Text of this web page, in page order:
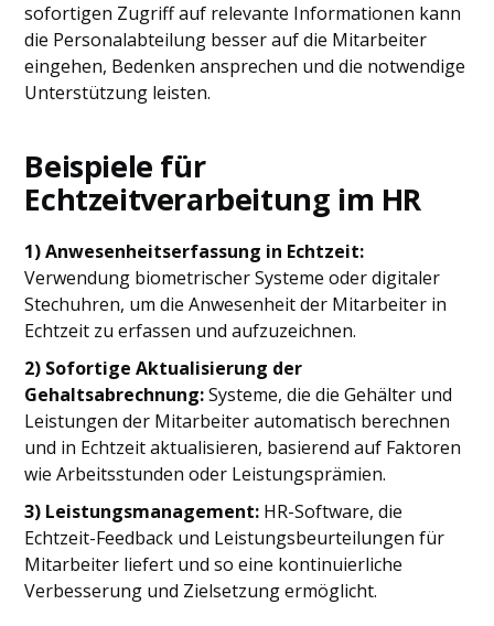
sofortigen Zugriff auf relevante Informationen kann
die Personalabteilung besser auf die Mitarbeiter
eingehen, Bedenken ansprechen und die notwendige
Unterstützung leisten.
Beispiele für
Echtzeitverarbeitung im HR
1) Anwesenheitserfassung in Echtzeit:
Verwendung biometrischer Systeme oder digitaler
Stechuhren, um die Anwesenheit der Mitarbeiter in
Echtzeit zu erfassen und aufzuzeichnen.
2) Sofortige Aktualisierung der
Gehaltsabrechnung:Systeme, die die Gehälter und
Leistungen der Mitarbeiter automatisch berechnen
und in Echtzeit aktualisieren, basierend auf Faktoren
wie Arbeitsstunden oder Leistungsprämien.
3) Leistungsmanagement: HR-Software, die
Echtzeit-Feedback und Leistungsbeurteilungen für
Mitarbeiter liefert und so eine kontinuierliche
Verbesserung und Zielsetzung ermöglicht.